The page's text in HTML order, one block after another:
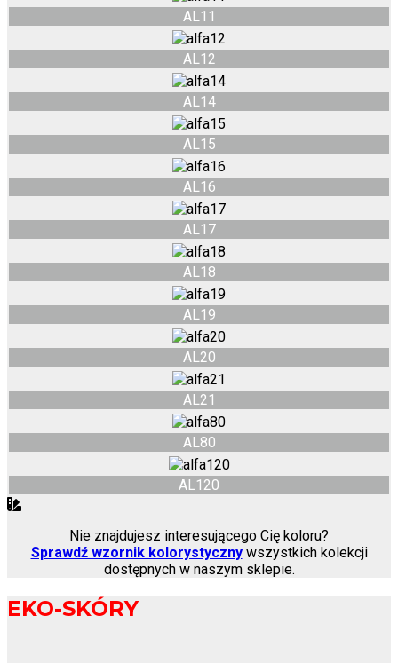
AL11
AL12
AL14
AL15
AL16
AL17
AL18
AL19
AL20
AL21
AL80
AL120
Nie znajdujesz interesującego Cię koloru?
Sprawdź wzornik kolorystycznywszystkich kolekcji
dostępnych w naszym sklepie.
EKO-SKÓRY